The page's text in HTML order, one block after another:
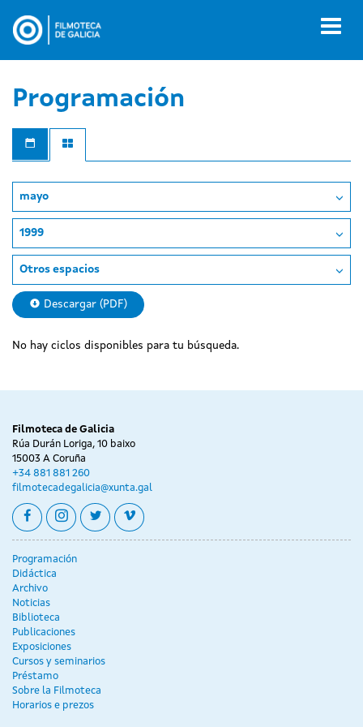
contenido
Programación
mayo
1999
Otros espacios
Descargar (PDF)
No hay ciclos disponibles para tu búsqueda.
Filmoteca de Galicia
Rúa Durán Loriga, 10 baixo
15003 A Coruña
+34 881 881 260
filmotecadegalicia@xunta.gal
facebookinstagram
twittervimeo
Programación
Didáctica
Archivo
Noticias
Biblioteca
Publicaciones
Exposiciones
Cursos y seminarios
Préstamo
Sobre la Filmoteca
Horarios e prezos